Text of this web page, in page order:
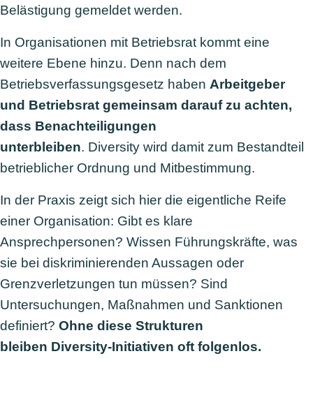
Belästigung gemeldet werden.
In Organisationen mit Betriebsrat kommt eine
weitere Ebene hinzu. Denn nach dem
Betriebsverfassungsgesetz haben Arbeitgeber
und Betriebsrat gemeinsam darauf zu achten,
dass Benachteiligungen
unterbleiben. Diversity wird damit zum Bestandteil
betrieblicher Ordnung und Mitbestimmung.
In der Praxis zeigt sich hier die eigentliche Reife
einer Organisation: Gibt es klare
Ansprechpersonen? Wissen Führungskräfte, was
sie bei diskriminierenden Aussagen oder
Grenzverletzungen tun müssen? Sind
Untersuchungen, Maßnahmen und Sanktionen
definiert? Ohne diese Strukturen
bleiben Diversity-Initiativen oft folgenlos.